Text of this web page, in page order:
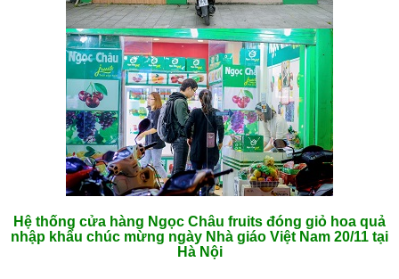
Hệ thống cửa hàng Ngọc Châu fruits đóng giỏ hoa quả
nhập khẩu chúc mừng ngày Nhà giáo Việt Nam 20/11 tại
Hà Nội